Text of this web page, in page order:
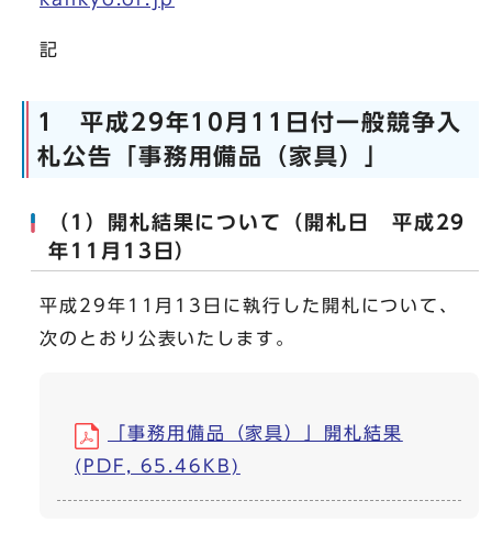
記
1 平成29年10月11日付一般競争入
札公告「事務用備品（家具）」
（1）開札結果について（開札日 平成29
年11月13日）
平成29年11月13日に執行した開札について、
次のとおり公表いたします。
「事務用備品（家具）」開札結果
(PDF, 65.46KB)